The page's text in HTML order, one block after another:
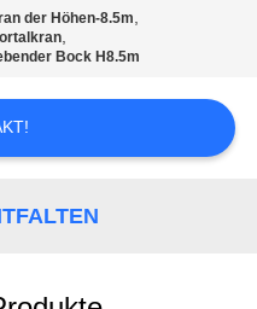
der Höhen-8.5m,
,
Bock H8.5m